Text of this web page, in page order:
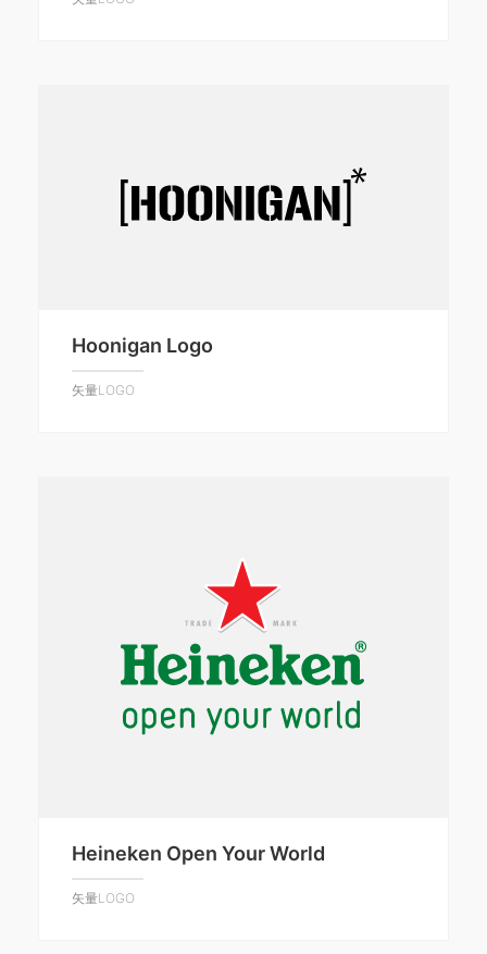
Hoonigan Logo
矢量LOGO
Heineken Open Your World
矢量LOGO